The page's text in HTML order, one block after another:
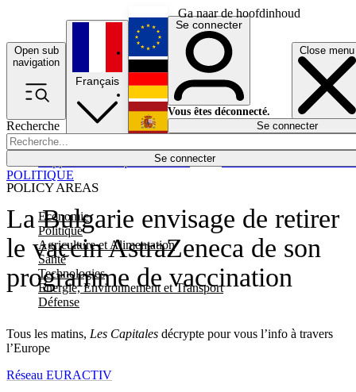
Ga naar de hoofdinhoud
Open sub
navigation
Close menu
Recherche
Se connecter
POLICY AREAS
Economie
Politique
Agriculture et Alimentation
Santé
Technologies
Energie, Environnement et Transport
Défense
Économie
Français
English
Deutsch
Español
Se connecter
Vous êtes déconnecté.
Se connecter
La Bulgarie envisage de retirer
le vaccin AstraZeneca de son
programme de vaccination
Tous les matins, Les Capitales décrypte pour vous l’info à travers
l’Europe
POLITIQUE
Réseau EURACTIV